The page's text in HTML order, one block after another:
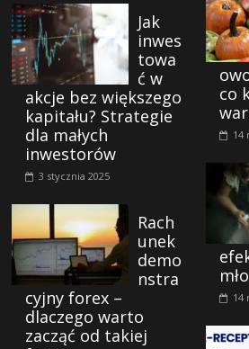
Jak
inwes
towa
ć w
akcje bez większego
kapitału? Strategie
dla małych
inwestorów
3 stycznia 2025
Rach
unek
demo
nstra
cyjny forex –
dlaczego warto
zacząć od takiej
co
14
14